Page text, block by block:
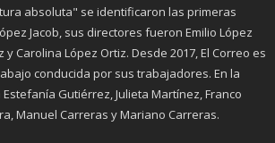
absoluta" se identificaron las primeras
Jacob, sus directores fueron Emilio López
y Carolina López Ortiz. Desde 2017, El Correo es
conducida por sus trabajadores. En la
Gutiérrez, Julieta Martínez, Franco
Manuel Carreras y Mariano Carreras.